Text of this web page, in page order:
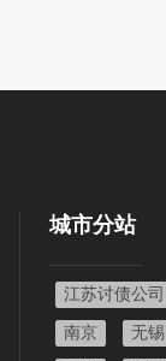
城市分站
江苏讨债公司
南京 无锡